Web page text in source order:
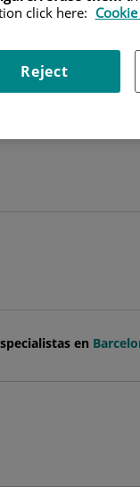
Y REANIMACIÓN
en
click here:
Reject